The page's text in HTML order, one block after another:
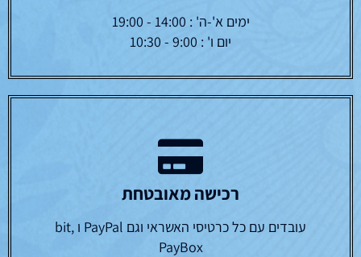
ימים א'-ה' : 14:00 - 19:00
יום ו' : 9:00 - 10:30
רכישה מאובטחת
עובדים עם כל כרטיסי האשראי וגם PayPal ו bit,
PayBox